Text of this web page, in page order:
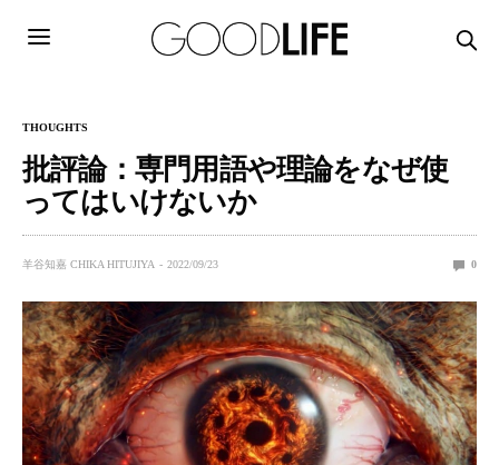
THOUGHTS
批評論：専門用語や理論をなぜ使
ってはいけないか
羊谷知嘉 CHIKA HITUJIYA 2022/09/23 0